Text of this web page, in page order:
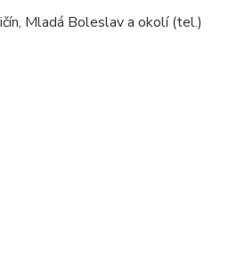
Mladá Boleslav a okolí (tel.)